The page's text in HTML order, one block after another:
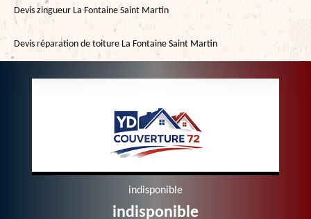
Devis zingueur La Fontaine Saint Martin
Devis réparation de toiture La Fontaine Saint Martin
indisponible
indisponible